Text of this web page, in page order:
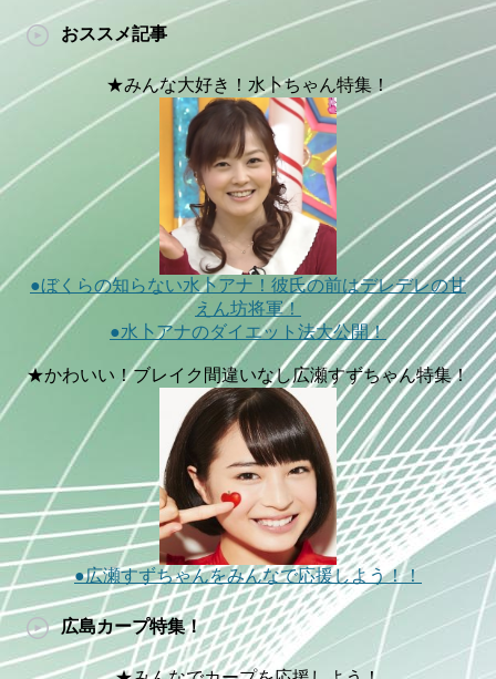
おススメ記事
★みんな大好き！水卜ちゃん特集！
●ぼくらの知らない水卜アナ！彼氏の前はデレデレの甘
えん坊将軍！
●水卜アナのダイエット法大公開！
★かわいい！ブレイク間違いなし広瀬すずちゃん特集！
●広瀬すずちゃんをみんなで応援しよう！！
広島カープ特集！